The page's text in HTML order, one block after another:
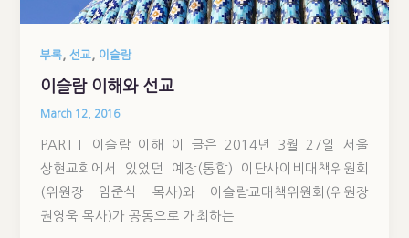
부록 ,선교 이슬람
이슬람 이해와 선교
March 12, 2016
PARTⅠ 이슬람 이해 이 글은 2014년 3월 27일 서울
상현교회에서 있었던 예장(통합) 이단사이비대책위원회
(위원장 임준식 목사)와 이슬람교대책위원회(위원장
권영욱 목사)가 공동으로 개최하는